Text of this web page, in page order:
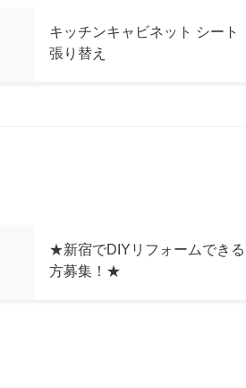
キッチンキャビネット シート
張り替え
★新宿でDIYリフォームできる
方募集！★